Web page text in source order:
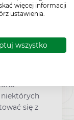
więcej informacji
ustawienia.
wszystko
leku. W
z
się z